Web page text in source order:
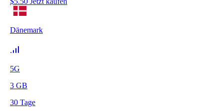
Dänemark
5G
3 GB
30 Tage